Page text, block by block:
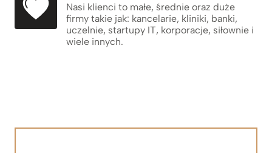
Nasi klienci to małe, średnie oraz duże
firmy takie jak: kancelarie, kliniki, banki,
uczelnie, startupy IT, korporacje, siłownie i
wiele innych.